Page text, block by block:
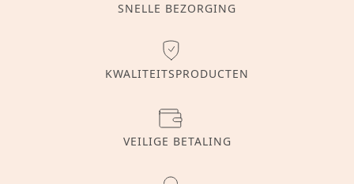
SNELLE BEZORGING
KWALITEITSPRODUCTEN
VEILIGE BETALING